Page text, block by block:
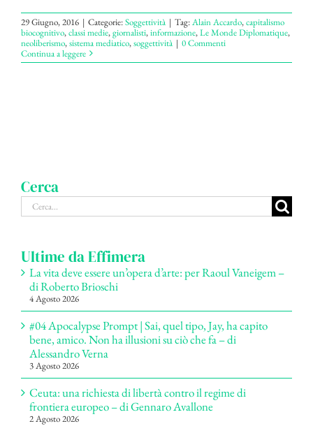
29 Giugno, 2016 | Categorie:Soggettività | Tag:Alain Accardo,capitalismo
biocognitivo,classi medie,giornalisti,informazione,Le Monde Diplomatique,
neoliberismo,sistema mediatico,soggettività | 0 Commenti
Continua a leggere
Cerca
Cerca
per:
Ultime da Effimera
La vita deve essere un’opera d’arte: per Raoul Vaneigem –
di Roberto Brioschi
4 Agosto 2026
#04 Apocalypse Prompt | Sai, quel tipo, Jay, ha capito
bene, amico. Non ha illusioni su ciò che fa – di
Alessandro Verna
3 Agosto 2026
Ceuta: una richiesta di libertà contro il regime di
frontiera europeo – di Gennaro Avallone
2 Agosto 2026